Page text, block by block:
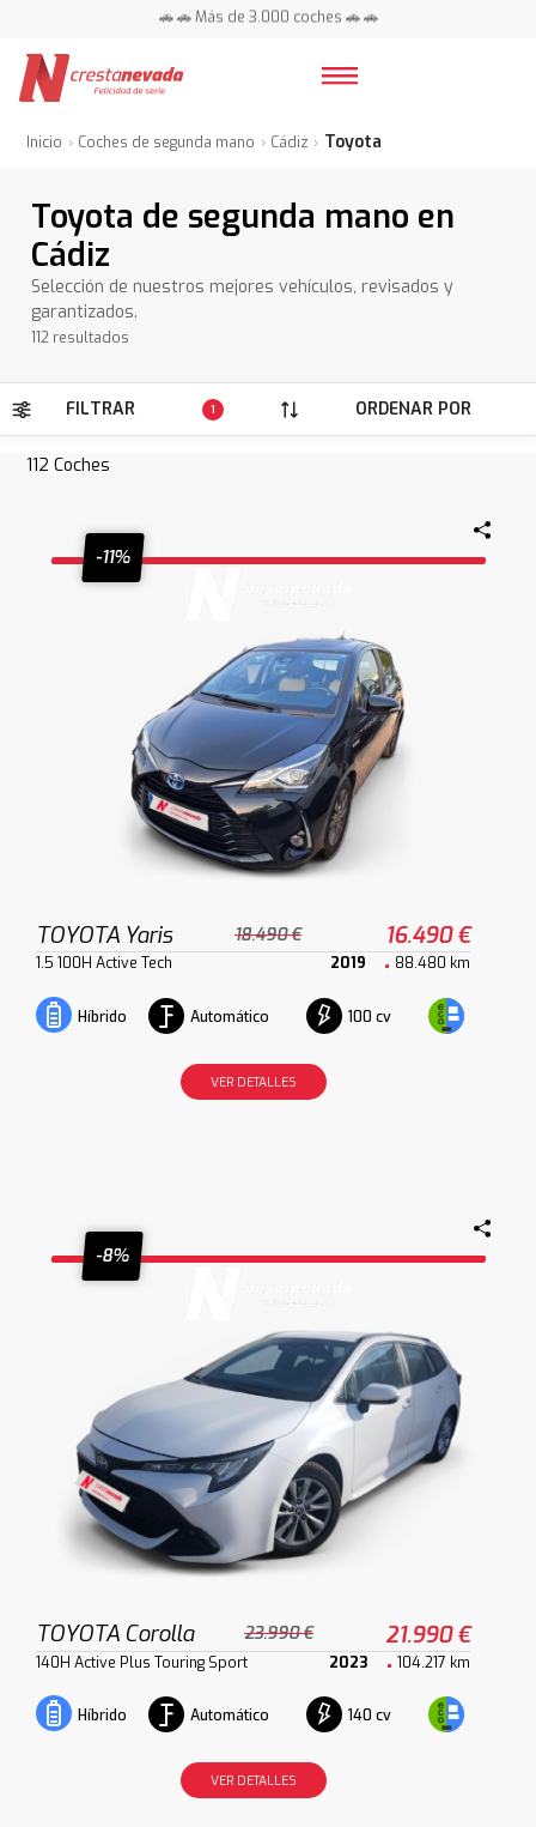
🚗 🚗 Más de 3.000 coches 🚗 🚗
Inicio Coches de segunda mano Cádiz Toyota
Toyota de segunda mano en
Cádiz
Selección de nuestros mejores vehículos, revisados y
garantizados.
112 resultados
FILTRAR 1 ORDENAR POR
112 Coches
-11%
TOYOTA Yaris 18.490 € 16.490 €
1.5 100H Active Tech 2019 88.480 km
Híbrido Automático 100 cv
VER DETALLES
-8%
TOYOTA Corolla 23.990 € 21.990 €
140H Active Plus Touring Sport 2023 104.217 km
Híbrido Automático 140 cv
VER DETALLES